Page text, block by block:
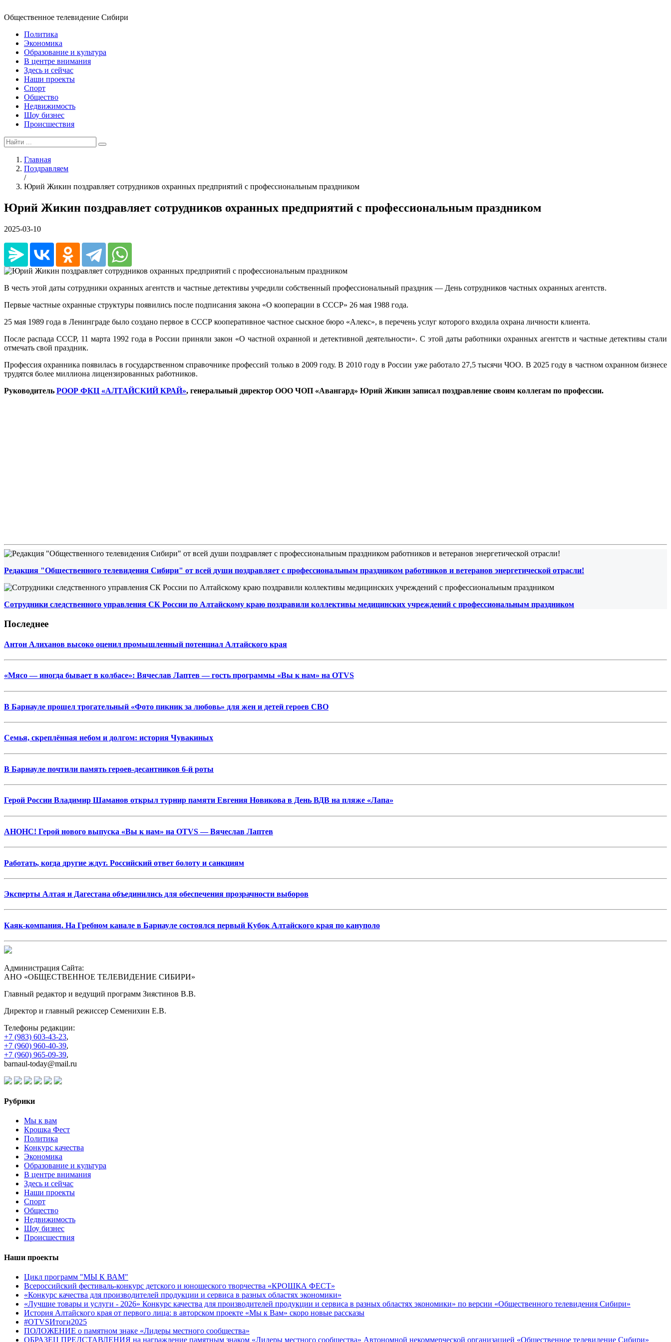
Общественное телевидение Сибири
Политика
Экономика
Образование и культура
В центре внимания
Здесь и сейчас
Наши проекты
Спорт
Общество
Недвижимость
Шоу бизнес
Происшествия
Главная
Поздравляем
/
Юрий Жикин поздравляет сотрудников охранных предприятий с профессиональным праздником
Юрий Жикин поздравляет сотрудников охранных предприятий с профессиональным праздником
2025-03-10
В честь этой даты сотрудники охранных агентств и частные детективы учредили собственный профессиональный праздник — День сотрудников частных охранных агентств.
Первые частные охранные структуры появились после подписания закона «О кооперации в СССР» 26 мая 1988 года.
25 мая 1989 года в Ленинграде было создано первое в СССР кооперативное частное сыскное бюро «Алекс», в перечень услуг которого входила охрана личности клиента.
После распада СССР, 11 марта 1992 года в России приняли закон «О частной охранной и детективной деятельности». С этой даты работники охранных агентств и частные детективы стали
отмечать свой праздник.
Профессия охранника появилась в государственном справочнике профессий только в 2009 году. В 2010 году в России уже работало 27,5 тысячи ЧОО. В 2025 году в частном охранном бизнесе
трудятся более миллиона лицензированных работников.
Руководитель РООР ФКЦ «АЛТАЙСКИЙ КРАЙ», генеральный директор ООО ЧОП «Авангард» Юрий Жикин записал поздравление своим коллегам по профессии.
Редакция "Общественного телевидения Сибири" от всей души поздравляет с профессиональным праздником работников и ветеранов энергетической отрасли!
Сотрудники следственного управления СК России по Алтайскому краю поздравили коллективы медицинских учреждений с профессиональным праздником
Последнее
Антон Алиханов высоко оценил промышленный потенциал Алтайского края
«Мясо — иногда бывает в колбасе»: Вячеслав Лаптев — гость программы «Вы к нам» на OTVS
В Барнауле прошел трогательный «Фото пикник за любовь» для жен и детей героев СВО
Семья, скреплённая небом и долгом: история Чувакиных
В Барнауле почтили память героев-десантников 6-й роты
Герой России Владимир Шаманов открыл турнир памяти Евгения Новикова в День ВДВ на пляже «Лапа»
АНОНС! Герой нового выпуска «Вы к нам» на OTVS — Вячеслав Лаптев
Работать, когда другие ждут. Российский ответ болоту и санкциям
Эксперты Алтая и Дагестана объединились для обеспечения прозрачности выборов
Каяк-компания. На Гребном канале в Барнауле состоялся первый Кубок Алтайского края по кануполо
Администрация Сайта:
АНО «ОБЩЕСТВЕННОЕ ТЕЛЕВИДЕНИЕ СИБИРИ»
Главный редактор и ведущий программ Зиястинов В.В.
Директор и главный режиссер Семенихин Е.В.
Телефоны редакции:
+7 (983) 603-43-23,
+7 (960) 960-40-39,
+7 (960) 965-09-39,
barnaul-today@mail.ru
Рубрики
Мы к вам
Крошка Фест
Политика
Конкурс качества
Экономика
Образование и культура
В центре внимания
Здесь и сейчас
Наши проекты
Спорт
Общество
Недвижимость
Шоу бизнес
Происшествия
Наши проекты
Цикл программ "МЫ К ВАМ"
Всероссийский фестиваль-конкурс детского и юношеского творчества «КРОШКА ФЕСТ»
«Конкурс качества для производителей продукции и сервиса в разных областях экономики»
«Лучшие товары и услуги - 2026» Конкурс качества для производителей продукции и сервиса в разных областях экономики» по версии «Общественного телевидения Сибири»
История Алтайского края от первого лица: в авторском проекте «Мы к Вам» скоро новые рассказы
#OTVSИтоги2025
ПОЛОЖЕНИЕ о памятном знаке «Лидеры местного сообщества»
ОБРАЗЕЦ ПРЕДСТАВЛЕНИЯ на награждение памятным знаком «Лидеры местного сообщества» Автономной некоммерческой организацией «Общественное телевидение Сибири»